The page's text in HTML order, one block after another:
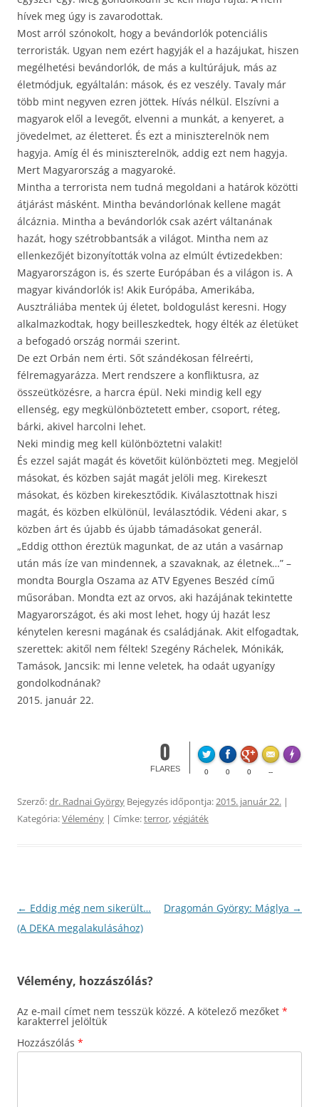
hívek meg úgy is zavarodottak.
Most arról szónokolt, hogy a bevándorlók potenciális
terroristák. Ugyan nem ezért hagyják el a hazájukat, hiszen
megélhetési bevándorlók, de más a kultúrájuk, más az
életmódjuk, egyáltalán: mások, és ez veszély. Tavaly már
több mint negyven ezren jöttek. Hívás nélkül. Elszívni a
magyarok elől a levegőt, elvenni a munkát, a kenyeret, a
jövedelmet, az életteret. És ezt a miniszterelnök nem
hagyja. Amíg él és miniszterelnök, addig ezt nem hagyja.
Mert Magyarország a magyaroké.
Mintha a terrorista nem tudná megoldani a határok közötti
átjárást másként. Mintha bevándorlónak kellene magát
álcáznia. Mintha a bevándorlók csak azért váltanának
hazát, hogy szétrobbantsák a világot. Mintha nem az
ellenkezőjét bizonyították volna az elmúlt évtizedekben:
Magyarországon is, és szerte Európában és a világon is. A
magyar kivándorlók is! Akik Európába, Amerikába,
Ausztráliába mentek új életet, boldogulást keresni. Hogy
alkalmazkodtak, hogy beilleszkedtek, hogy élték az életüket
a befogadó ország normái szerint.
De ezt Orbán nem érti. Sőt szándékosan félreérti,
félremagyarázza. Mert rendszere a konfliktusra, az
összeütközésre, a harcra épül. Neki mindig kell egy
ellenség, egy megkülönböztetett ember, csoport, réteg,
bárki, akivel harcolni lehet.
Neki mindig meg kell különböztetni valakit!
És ezzel saját magát és követőit különbözteti meg. Megjelöl
másokat, és közben saját magát jelöli meg. Kirekeszt
másokat, és közben kirekesztődik. Kiválasztottnak hiszi
magát, és közben elkülönül, leválasztódik. Védeni akar, s
közben árt és újabb és újabb támadásokat generál.
„Eddig otthon éreztük magunkat, de az után a vasárnap
után más íze van mindennek, a szavaknak, az életnek…” –
mondta Bourgla Oszama az ATV Egyenes Beszéd című
műsorában. Mondta ezt az orvos, aki hazájának tekintette
Magyarországot, és aki most lehet, hogy új hazát lesz
kénytelen keresni magának és családjának. Akit elfogadtak,
szerettek: akitől nem féltek! Szegény Ráchelek, Mónikák,
Tamások, Jancsik: mi lenne veletek, ha odaát ugyanígy
gondolkodnának?
2015. január 22.
0
FLARES 0 0 0 --
Made
Szerző:dr. Radnai György Bejegyzés időpontja:2015. január 22. |
Kategória:Vélemény | Címke:terror,végjáték
Bejegyzés
navigáció
← Eddig még nem sikerült…
(A DEKA megalakulásához)
Dragomán György: Máglya →
Vélemény, hozzászólás?
Az e-mail címet nem tesszük közzé. A kötelező mezőket *
karakterrel jelöltük
Hozzászólás *